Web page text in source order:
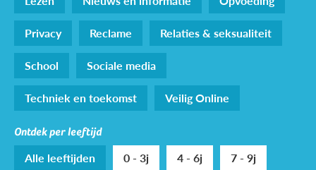
Privacy
Reclame
Relaties & seksualiteit
School
Sociale media
Techniek en toekomst
Veilig Online
Ontdek per leeftijd
Alle leeftijden 0 - 3j 4 - 6j
7 - 9j